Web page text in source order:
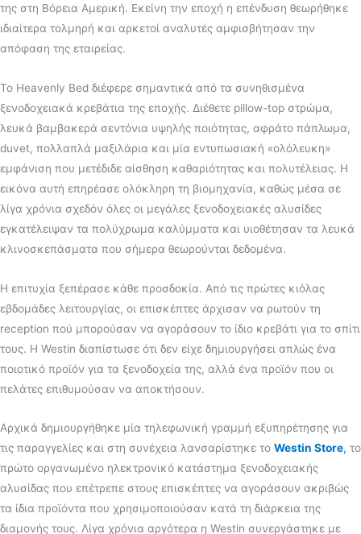
της στη Βόρεια Αμερική. Εκείνη την εποχή η επένδυση θεωρήθηκε
ιδιαίτερα τολμηρή και αρκετοί αναλυτές αμφισβήτησαν την
απόφαση της εταιρείας.
Το Heavenly Bed διέφερε σημαντικά από τα συνηθισμένα
ξενοδοχειακά κρεβάτια της εποχής. Διέθετε pillow-top στρώμα,
λευκά βαμβακερά σεντόνια υψηλής ποιότητας, αφράτο πάπλωμα,
duvet, πολλαπλά μαξιλάρια και μία εντυπωσιακή «ολόλευκη»
εμφάνιση που μετέδιδε αίσθηση καθαριότητας και πολυτέλειας. Η
εικόνα αυτή επηρέασε ολόκληρη τη βιομηχανία, καθώς μέσα σε
λίγα χρόνια σχεδόν όλες οι μεγάλες ξενοδοχειακές αλυσίδες
εγκατέλειψαν τα πολύχρωμα καλύμματα και υιοθέτησαν τα λευκά
κλινοσκεπάσματα που σήμερα θεωρούνται δεδομένα.
Η επιτυχία ξεπέρασε κάθε προσδοκία. Από τις πρώτες κιόλας
εβδομάδες λειτουργίας, οι επισκέπτες άρχισαν να ρωτούν τη
reception πού μπορούσαν να αγοράσουν το ίδιο κρεβάτι για το σπίτι
τους. Η Westin διαπίστωσε ότι δεν είχε δημιουργήσει απλώς ένα
ποιοτικό προϊόν για τα ξενοδοχεία της, αλλά ένα προϊόν που οι
πελάτες επιθυμούσαν να αποκτήσουν.
Αρχικά δημιουργήθηκε μία τηλεφωνική γραμμή εξυπηρέτησης για
τις παραγγελίες και στη συνέχεια λανσαρίστηκε το Westin Store, το
πρώτο οργανωμένο ηλεκτρονικό κατάστημα ξενοδοχειακής
αλυσίδας που επέτρεπε στους επισκέπτες να αγοράσουν ακριβώς
τα ίδια προϊόντα που χρησιμοποιούσαν κατά τη διάρκεια της
διαμονής τους. Λίγα χρόνια αργότερα η Westin συνεργάστηκε με